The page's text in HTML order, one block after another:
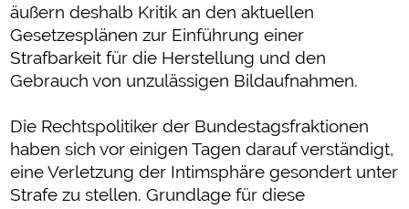
äußern deshalb Kritik an den aktuellen
Gesetzesplänen zur Einführung einer
Strafbarkeit für die Herstellung und den
Gebrauch von unzulässigen Bildaufnahmen.
Die Rechtspolitiker der Bundestagsfraktionen
haben sich vor einigen Tagen darauf verständigt,
eine Verletzung der Intimsphäre gesondert unter
Strafe zu stellen. Grundlage für diese